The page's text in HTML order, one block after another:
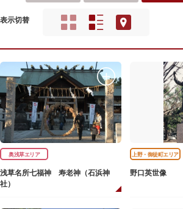
表示切替
奥浅草エリア
浅草名所七福神 寿老神（石浜神
社）
上野・御徒町エリア
野口英世像